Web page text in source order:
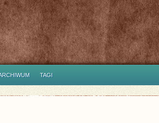
TAGI